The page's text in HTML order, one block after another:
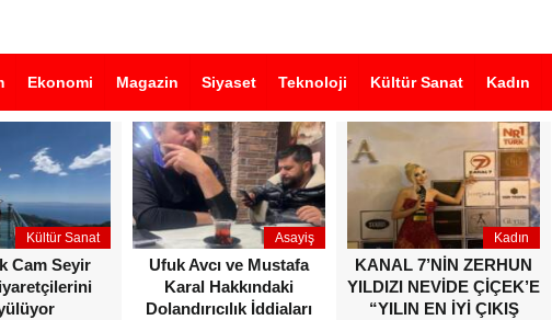
Ekonomi Magazin Siyaset Teknoloji Kültür Sanat Kadın
Kültür Sanat
Cam Seyir
Asayiş
Ufuk Avcı ve Mustafa
Karal Hakkındaki
Dolandırıcılık İddiaları
Kadın
KANAL 7’NİN ZERHUN
YILDIZI NEVİDE ÇİÇEK’E
“YILIN EN İYİ ÇIKIŞ